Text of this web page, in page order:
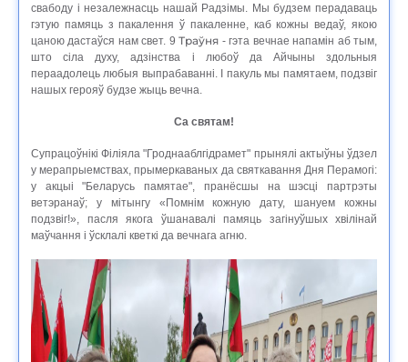
свабоду і незалежнасць нашай Радзімы. Мы будзем перадаваць
гэтую памяць з пакалення ў пакаленне, каб кожны ведаў, якою
цаною дастаўся нам свет. 9Траўня - гэта вечнае напамін аб тым,
што сіла духу, адзінства і любоў да Айчыны здольныя
пераадолець любыя выпрабаванні. І пакуль мы памятаем, подзвіг
нашых герояў будзе жыць вечна.
Са святам!
Супрацоўнікі Філіяла "Гроднааблгідрамет" прынялі актыўны ўдзел
у мерапрыемствах, прымеркаваных да святкавання Дня Перамогі:
у акцыі "Беларусь памятае", пранёсшы на шэсці партрэты
ветэранаў; у мітынгу «Помнім кожную дату, шануем кожны
подзвіг!», пасля якога ўшанавалі памяць загінуўшых хвілінай
маўчання і ўсклалі кветкі да вечнага агню.